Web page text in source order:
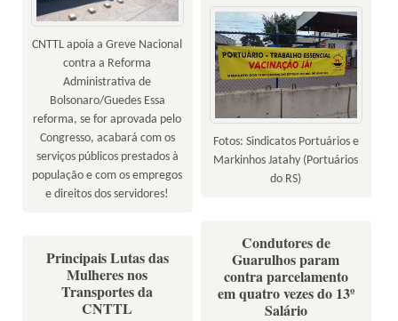
CNTTL apoia a Greve Nacional
contra a Reforma
Administrativa de
Bolsonaro/Guedes Essa
reforma, se for aprovada pelo
Congresso, acabará com os
serviços públicos prestados à
população e com os empregos
e direitos dos servidores!
Fotos: Sindicatos Portuários e
Markinhos Jatahy (Portuários
do RS)
Condutores de
Guarulhos param
contra parcelamento
em quatro vezes do 13º
Salário
Principais Lutas das
Mulheres nos
Transportes da
CNTTL